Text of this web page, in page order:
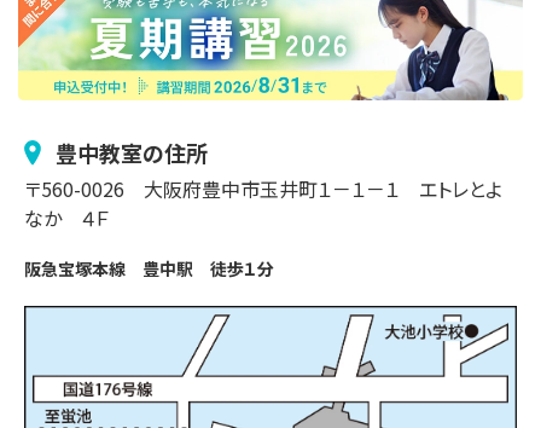
豊中教室の住所
〒560-0026 大阪府豊中市玉井町１－１－１
エトレとよ
なか ４Ｆ
阪急宝塚本線　豊中駅　徒歩１分